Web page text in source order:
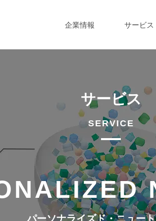
企業情報 サービス
サービス
SERVICE
パーソナライズド・ニュー